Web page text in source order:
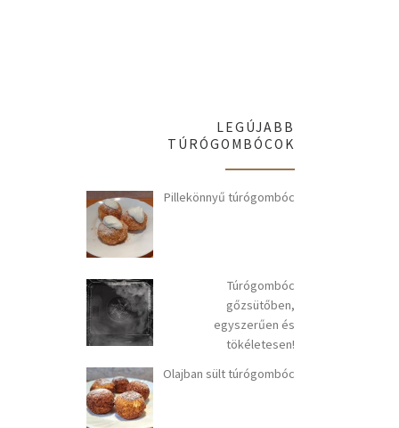
LEGÚJABB
TÚRÓGOMBÓCOK
Pillekönnyű túrógombóc
Túrógombóc
gőzsütőben,
egyszerűen és
tökéletesen!
Olajban sült túrógombóc